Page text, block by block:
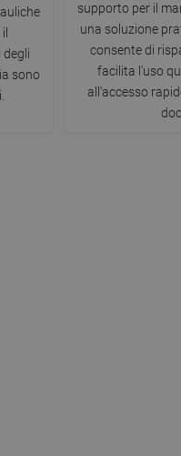
sono
supporto per il
una soluzione
consente di
facilita l'uso
all'accesso